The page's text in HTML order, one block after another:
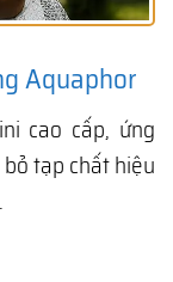
Aquaphor
cao cấp, ứng
tạp chất hiệu